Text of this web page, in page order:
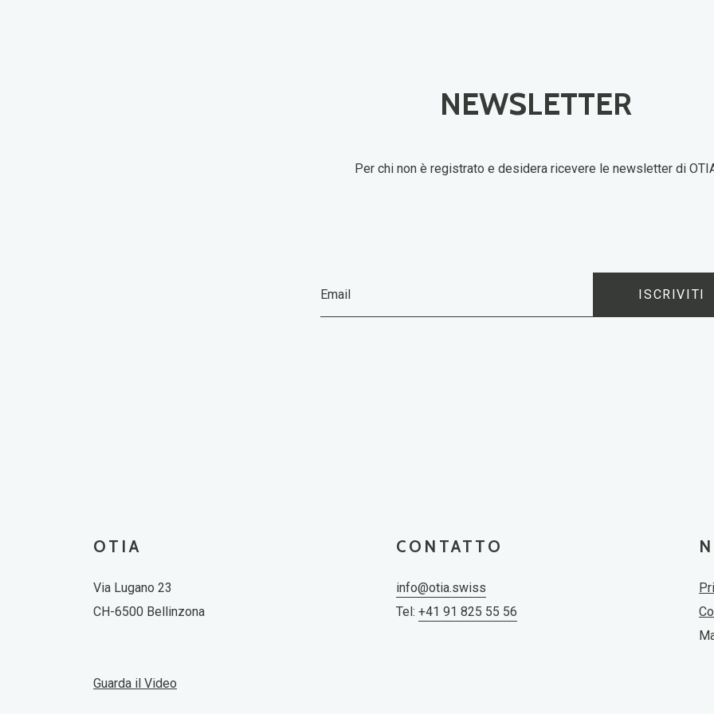
NEWSLETTER
Per chi non è registrato e desidera ricevere le newsletter di
ISCRIVITI
OTIA
Via Lugano 23
CH-6500 Bellinzona
Guarda il Video
CONTATTO
info@otia.swiss
Tel: +41 91 825 55 56